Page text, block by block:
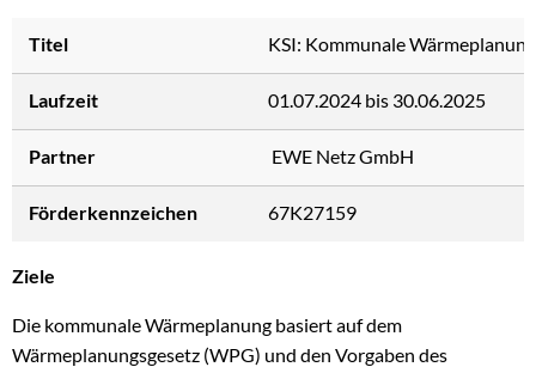
die
Gemeinde
Wardenburg
Titel KSI: Kommunale
Laufzeit 01.07.2024 bis 30.06.2025
Partner EWE Netz GmbH
Förderkennzeichen 67K27159
Ziele
Die kommunale Wärmeplanung basiert auf dem
Wärmeplanungsgesetz (WPG) und den Vorgaben des